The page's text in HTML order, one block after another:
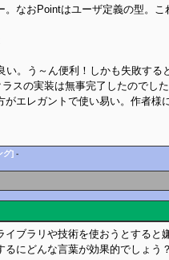
。なおPointはユーザ定義の型。
い。う～ん便利！しかも失敗する
スの実装は無事完了したのでし
エレガントで使い易い。作者様
グ] -
ブラリや技術を使おうとすると
るにどんな言葉が効果的でしょう